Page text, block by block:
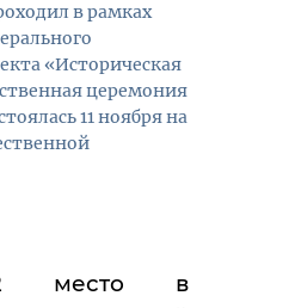
в рамках
«Историческая
церемония
11 ноября на
место в